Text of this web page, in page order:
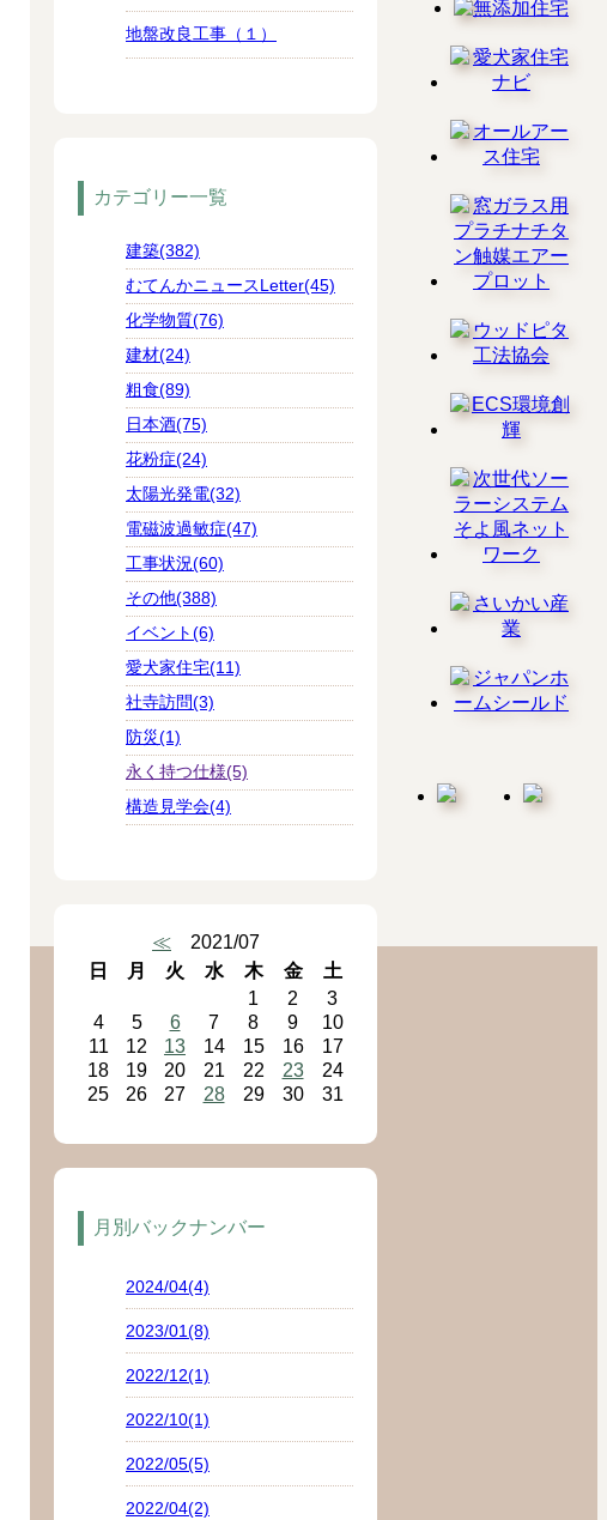
地盤改良工事（１）
カテゴリー一覧
建築(382)
むてんかニュースLetter(45)
化学物質(76)
建材(24)
粗食(89)
日本酒(75)
花粉症(24)
太陽光発電(32)
電磁波過敏症(47)
工事状況(60)
その他(388)
イベント(6)
愛犬家住宅(11)
社寺訪問(3)
防災(1)
永く持つ仕様(5)
構造見学会(4)
≪ 2021/07
日
月 火 水 木 金
土
1
2
3
4
5 6 7 8 9
10
11
12 13 14 15 16
17
18
19 20 21 22 23
24
25
26 27 28 29 30 31
月別バックナンバー
2024/04(4)
2023/01(8)
2022/12(1)
2022/10(1)
2022/05(5)
2022/04(2)